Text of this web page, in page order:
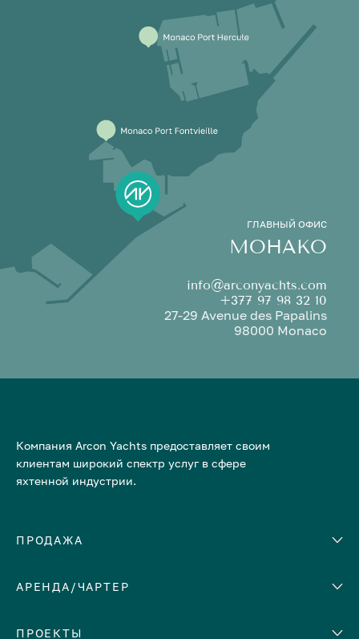
ГЛАВНЫЙ ОФИС
МОНАКО
info@arconyachts.com
+377 97 98 32 10
27-29 Avenue des Papalins
98000 Monaco
Компания Arcon Yachts предоставляет своим
клиентам широкий спектр услуг в сфере
яхтенной индустрии.
ПРОДАЖА
Количество кают
АРЕНДА/ЧАРТЕР
ЕВРОПА
ПРОЕКТЫ